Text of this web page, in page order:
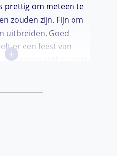
prettig om meteen te
zouden zijn. Fijn om
uitbreiden. Goed
er een feest van
was super enthousiast,
Marcel, top gedaan en
+